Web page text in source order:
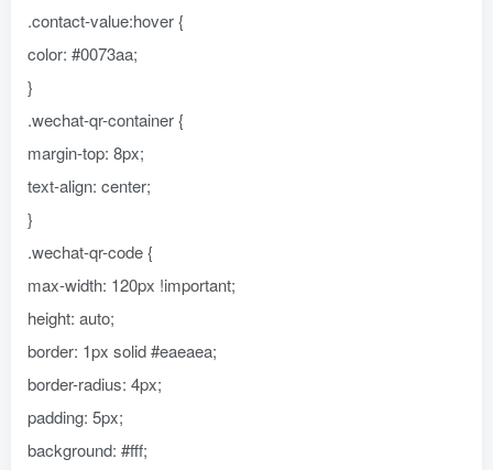
.contact-value:hover {
color: #0073aa;
}
.wechat-qr-container {
margin-top: 8px;
text-align: center;
}
.wechat-qr-code {
max-width: 120px !important;
height: auto;
border: 1px solid #eaeaea;
border-radius: 4px;
padding: 5px;
background: #fff;